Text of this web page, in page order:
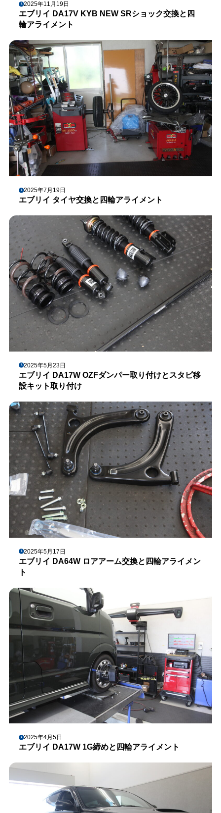
2025年11月19日
エブリイ DA17V KYB NEW SRショック交換と四
輪アライメント
2025年7月19日
エブリイ タイヤ交換と四輪アライメント
2025年5月23日
エブリイ DA17W OZFダンパー取り付けとスタビ移
設キット取り付け
2025年5月17日
エブリイ DA64W ロアアーム交換と四輪アライメン
ト
2025年4月5日
エブリイ DA17W 1G締めと四輪アライメント